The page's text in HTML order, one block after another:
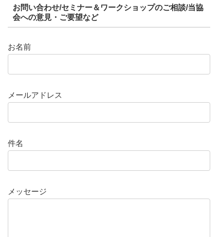
お問い合わせ/セミナー＆ワークショップのご相談/当協
会への意見・ご要望など
お名前
メールアドレス
件名
メッセージ